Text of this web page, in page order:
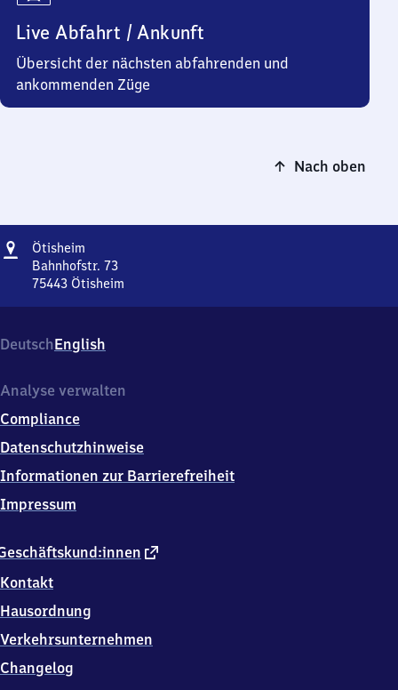
Live Abfahrt / Ankunft
Übersicht der nächsten abfahrenden und
ankommenden Züge
Nach oben
Adresse
Ötisheim
Bahnhofstr. 73
75443 Ötisheim
73,
7
4
3
Ötisheim
DeutschEnglish
externer
Kontakt
Hausordnung
Verkehrsunternehmen
Changelog
Analyse verwalten
Compliance
Datenschutzhinweise
Informationen zur Barrierefreiheit
Impressum